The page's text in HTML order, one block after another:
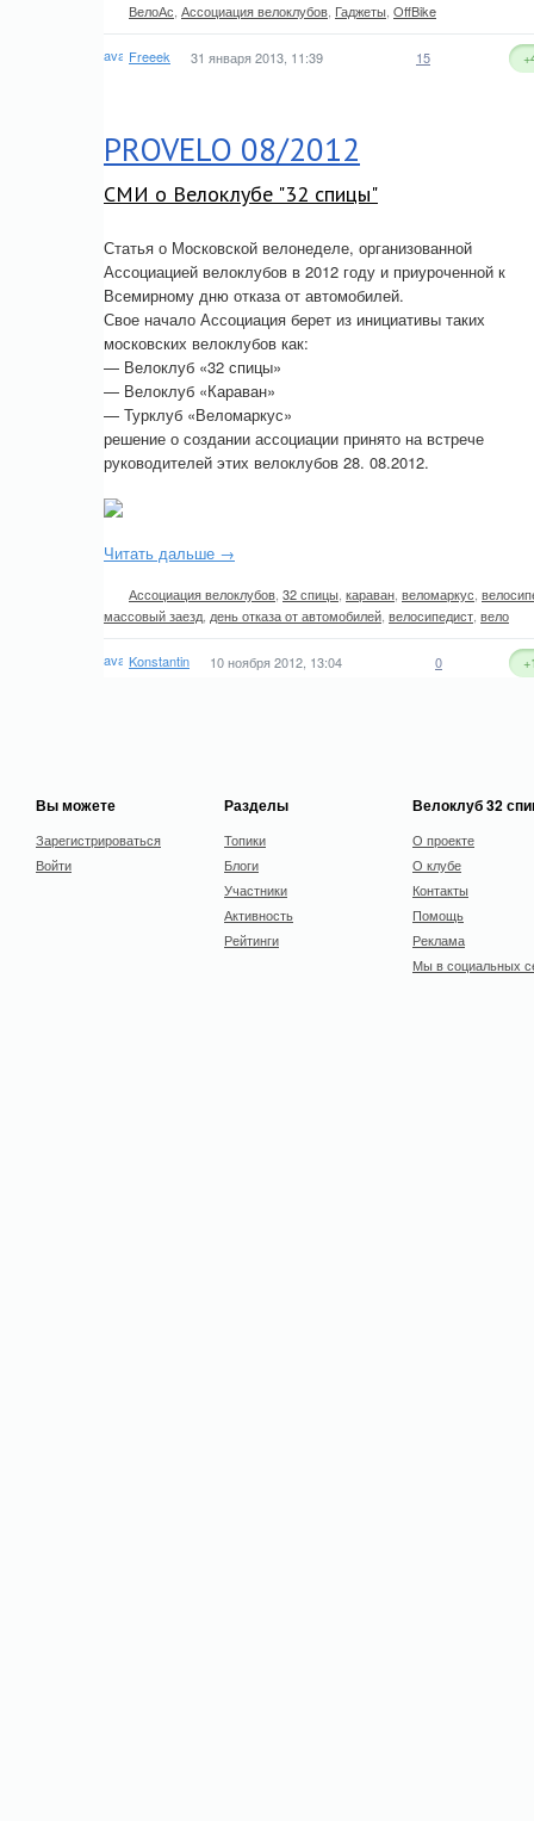
ВелоАс Ассоциация велоклубов Гаджеты OffBike
Freeek 31 января 2013, 11:39 15
PROVELO 08/2012
СМИ о Велоклубе "32 спицы"
Статья о Московской велонеделе, организованной
Ассоциацией велоклубов в 2012 году и приуроченной к
Всемирному дню отказа от автомобилей.
Свое начало Ассоциация берет из инициативы таких
московских велоклубов как:
— Велоклуб «32 спицы»
— Велоклуб «Караван»
— Турклуб «Веломаркус»
решение о создании ассоциации принято на встрече
руководителей этих велоклубов 28. 08.2012.
Читать дальше →
Ассоциация велоклубов 32 спицы караван веломаркус
массовый заезд день отказа от автомобилей велосипедист вело
Konstantin 10 ноября 2012, 13:04 0
Вы можете
Зарегистрироваться
Войти
Разделы
Топики
Блоги
Участники
Активность
Рейтинги
Велоклуб 32
О проекте
О клубе
Контакты
Помощь
Реклама
Мы в социальных